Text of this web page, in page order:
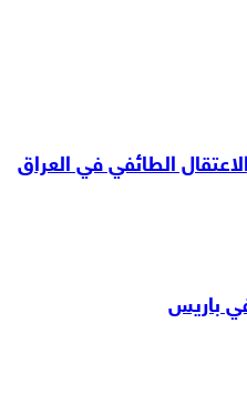
الطائفي في العراق
باريس